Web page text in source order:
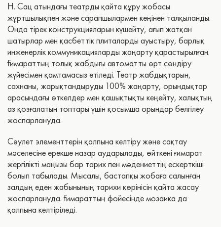
Н. Сац атындағы театрды қайта құру жобасы
жұртшылықпен және сарапшылармен кеңінен талқыланды.
Онда тірек конструкцияларын күшейту, ағып жатқан
шатырлар мен қасбеттік плиталарды ауыстыру, барлық
инженерлік коммуникацияларды жаңарту қарастырылған.
Ғимараттың толық жабдығы автоматты өрт сөндіру
жүйесімен қамтамасыз етіледі. Театр жабдықтарын,
сахнаны, жарықтандыруды 100% жаңарту, орындықтар
арасындағы өткелдер мен қашықтықты кеңейту, халықтың
аз қозғалатын топтары үшін қосымша орындар белгілеу
жоспарлануда.
​Сәулет элементтерін қалпына келтіру және сақтау
мәселесіне ерекше назар аударылады, өйткені ғимарат
жергілікті маңызы бар тарих пен мәдениеттің ескерткіші
болып табылады. Мысалы, бастапқы жобаға салынған
залдың еден жабынының тарихи көрінісін қайта жасау
жоспарлануда. Ғимараттың фойесінде мозаика да
қалпына келтіріледі.